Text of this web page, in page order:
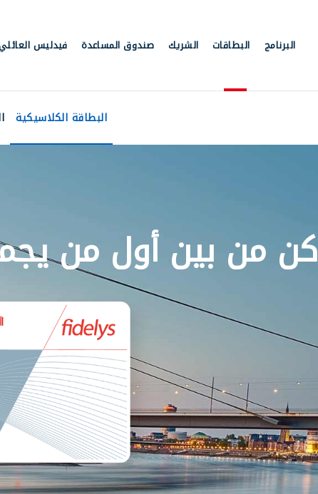
البرنامج البطاقات الشريك صندوق المساعدة فيدليس
البطاقة الكلاسيكية
كن من بين أول من